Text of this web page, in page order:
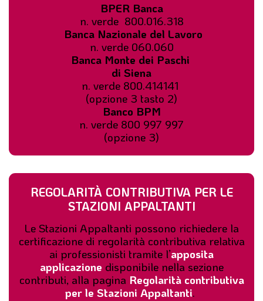
BPER Banca
n. verde 800.016.318
Banca Nazionale del Lavoro
n. verde 060.060
Banca Monte dei Paschi
di Siena
n. verde 800.414141
(opzione 3 tasto 2)
Banco BPM
n. verde 800 997 997
(opzione 3)
REGOLARITÀ CONTRIBUTIVA PER LE
STAZIONI APPALTANTI
Le Stazioni Appaltanti possono richiedere la
certificazione di regolarità contributiva relativa
ai professionisti tramite l’apposita
applicazione disponibile nella sezione
contributi, alla pagina Regolarità contributiva
per le Stazioni Appaltanti.